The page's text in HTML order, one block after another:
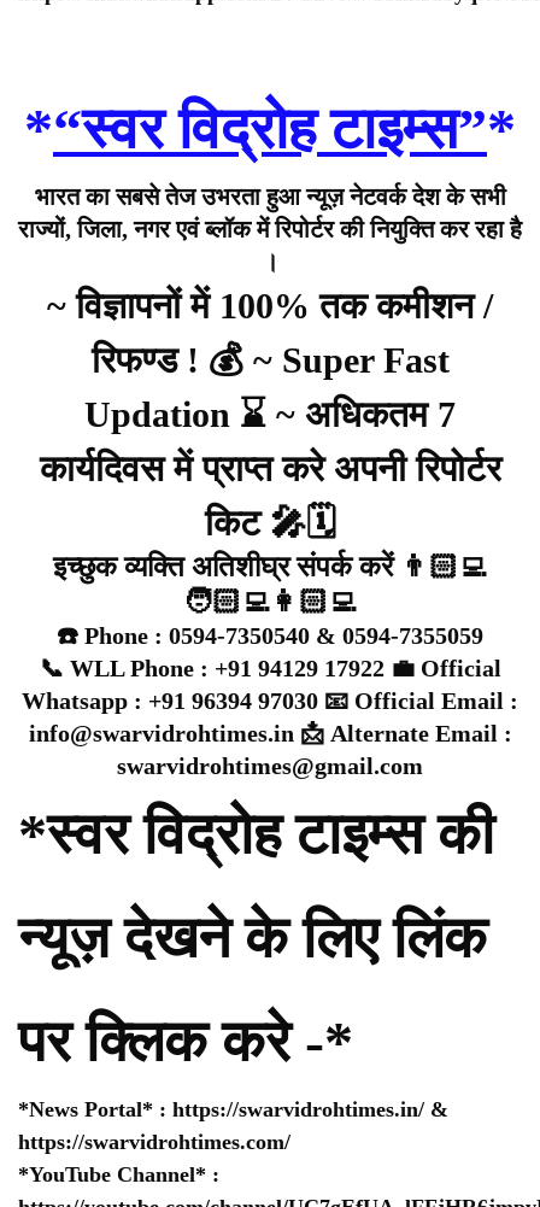
*“स्वर विद्रोह टाइम्स”*
भारत का सबसे तेज उभरता हुआ न्यूज़ नेटवर्क देश के सभी
राज्यों, जिला, नगर एवं ब्लॉक में रिपोर्टर की नियुक्ति कर रहा है
।
~ विज्ञापनों में 100% तक कमीशन /
रिफण्ड ! 💰 ~ Super Fast
Updation ⌛ ~ अधिकतम 7
कार्यदिवस में प्राप्त करे अपनी रिपोर्टर
किट 🎤🗓️
इच्छुक व्यक्ति अतिशीघ्र संपर्क करें 👨🏻‍💻
🧑🏻‍💻👩🏻‍💻
☎️ Phone : 0594-7350540 & 0594-7355059
📞 WLL Phone : +91 94129 17922 💼 Official
Whatsapp : +91 96394 97030 📧 Official Email :
info@swarvidrohtimes.in 📩 Alternate Email :
swarvidrohtimes@gmail.com
*स्वर विद्रोह टाइम्स की
न्यूज़ देखने के लिए लिंक
पर क्लिक करे -*
*News Portal* : https://swarvidrohtimes.in/ &
https://swarvidrohtimes.com/
*YouTube Channel* :